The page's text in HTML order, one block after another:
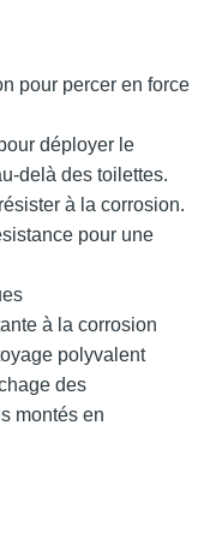
pour percer en force
déployer le
delà des toilettes.
à la corrosion.
pour une
à la corrosion
polyvalent
des
montés en